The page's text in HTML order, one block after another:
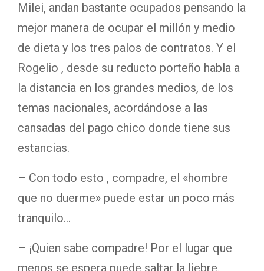
Milei, andan bastante ocupados pensando la
mejor manera de ocupar el millón y medio
de dieta y los tres palos de contratos. Y el
Rogelio , desde su reducto porteño habla a
la distancia en los grandes medios, de los
temas nacionales, acordándose a las
cansadas del pago chico donde tiene sus
estancias.
– Con todo esto , compadre, el «hombre
que no duerme» puede estar un poco más
tranquilo…
– ¡Quien sabe compadre! Por el lugar que
menos se espera puede saltar la liebre.